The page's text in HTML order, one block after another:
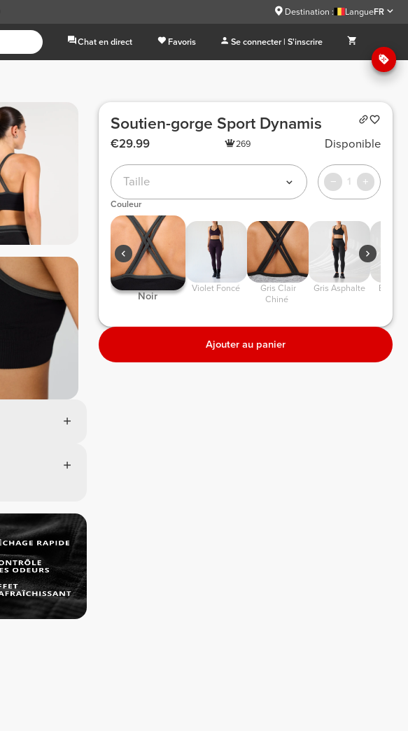
Destination : LangueFR
Chat en direct Favoris Se connecter | S'inscrire
Soutien-gorge Sport Dynamis
€29.99 269 Disponible
Taille 1
Couleur
Noir
Violet Foncé
Chiné
Gris Asphalte Bleu
Ajouter au panier